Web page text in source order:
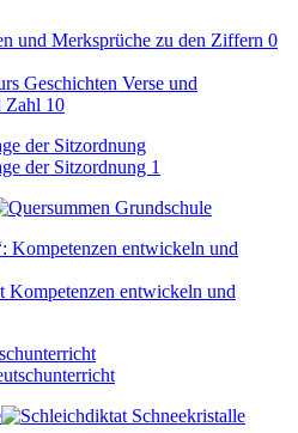
und Merksprüche zu den Ziffern 0
der Sitzordnung
Kompetenzen entwickeln und